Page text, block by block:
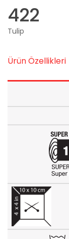
422
Tulip
Ürün Özellikleri